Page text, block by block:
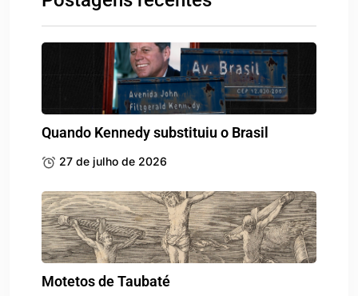
Quando Kennedy substituiu o Brasil
27 de julho de 2026
Motetos de Taubaté